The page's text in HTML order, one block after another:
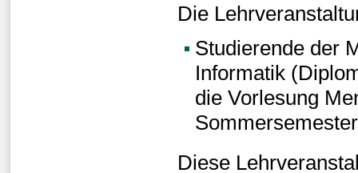
Die
Studierende der
Informatik
die Vorlesung
Diese